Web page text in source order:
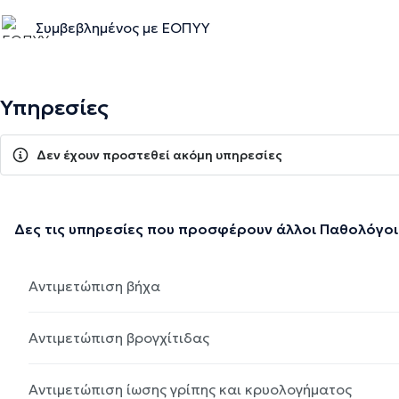
Συμβεβλημένος με ΕΟΠΥΥ
Υπηρεσίες
Δεν έχουν προστεθεί ακόμη υπηρεσίες
Δες τις υπηρεσίες που προσφέρουν άλλοι Παθολόγοι
Αντιμετώπιση βήχα
Αντιμετώπιση βρογχίτιδας
Αντιμετώπιση ίωσης γρίπης και κρυολογήματος